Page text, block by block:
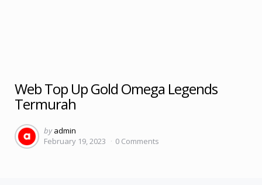
Web Top Up Gold Omega Legends
Termurah
Posted
by
by admin
February 19, 2023
0 Comments